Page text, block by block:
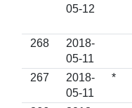
05-12
268
2018-
05-11
267
2018-
05-11
*